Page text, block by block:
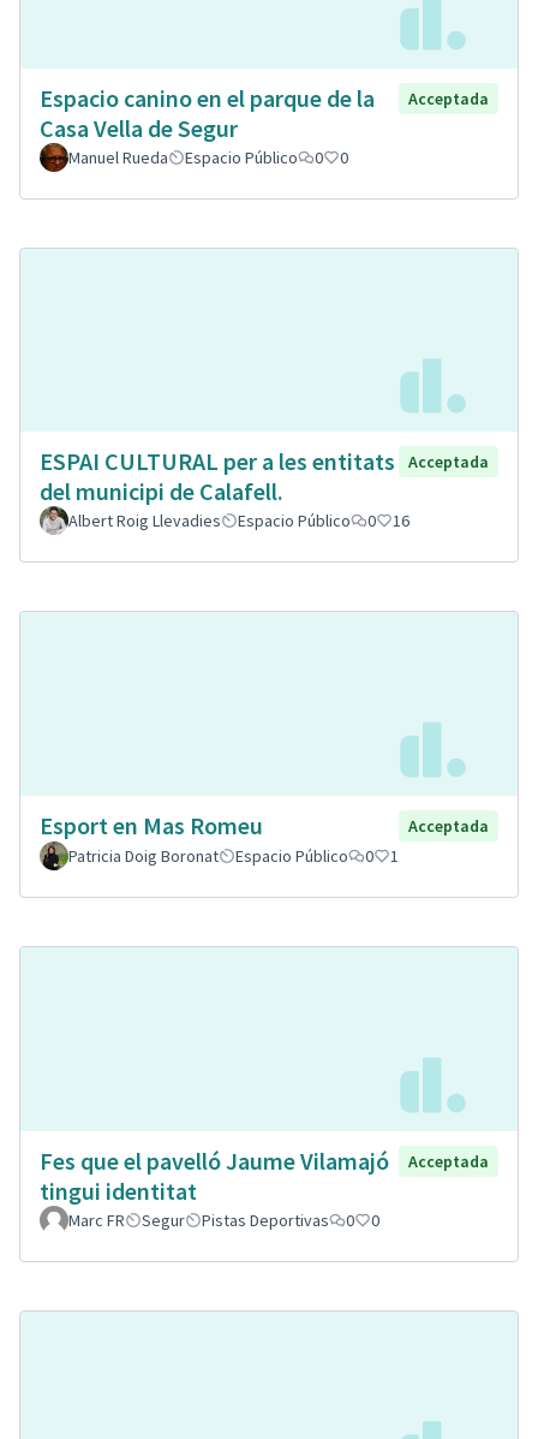
Espacio canino en el parque de la
Casa Vella de Segur
Acceptada
Manuel Rueda Espacio Público 0 0
ESPAI CULTURAL per a les entitats
del municipi de Calafell.
Acceptada
Albert Roig Llevadies Espacio Público 0 16
Esport en Mas Romeu
Acceptada
Patricia Doig Boronat
Espacio Público 0 1
Fes que el pavelló Jaume Vilamajó
tingui identitat
Acceptada
Marc FR Segur Pistas Deportivas 0 0